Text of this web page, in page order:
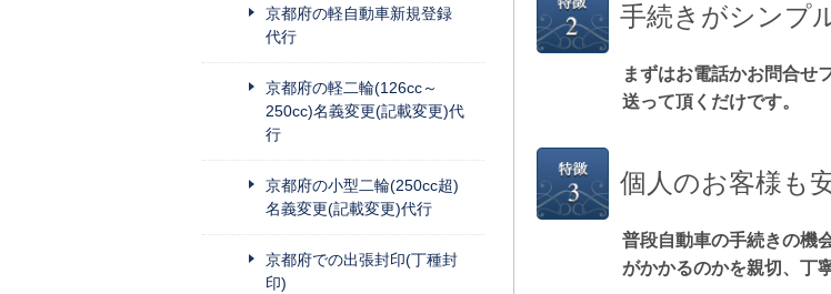
手続きがシンプ
まずはお電話かお問合せ
送って頂くだけです。
個人のお客様も
普段自動車の手続きの機
がかかるのかを親切、丁
京都府の軽自動車新規登録
代行
京都府の軽二輪(126cc～
250cc)名義変更(記載変更)代
行
京都府の小型二輪(250cc超)
名義変更(記載変更)代行
京都府での出張封印(丁種封
印)